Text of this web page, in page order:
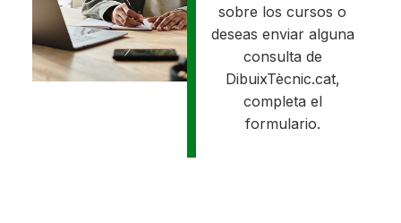
sobre los cursos o
deseas enviar alguna
consulta de
DibuixTècnic.cat,
completa el
formulario.